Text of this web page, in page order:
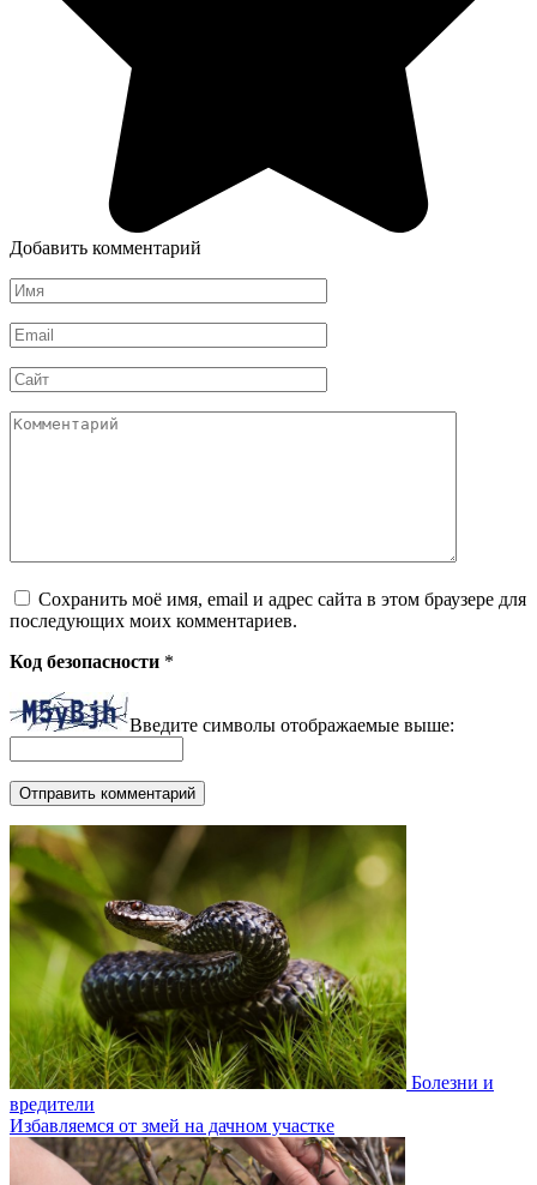
Добавить комментарий
Имя
*
Email
*
Сайт
Комментарий
Сохранить моё имя, email и адрес сайта в этом браузере для
последующих моих комментариев.
Код безопасности *
Введите символы отображаемые выше:
Болезни и
вредители
Избавляемся от змей на дачном участке